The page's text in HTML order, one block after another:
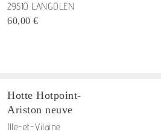
29510 LANGOLEN
60,00 €
Hotte Hotpoint-
Ariston neuve
Ille-et-Vilaine